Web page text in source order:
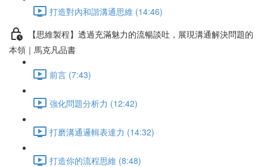
打造對內和諧溝通思維 (14:46)
【思維製程】透過充滿魅力的流暢談吐，展現溝通解決問題的
本領｜馬克凡品書
前言 (7:43)
強化問題分析力 (12:42)
打磨溝通邏輯表達力 (14:32)
打造你的流程思維 (8:48)